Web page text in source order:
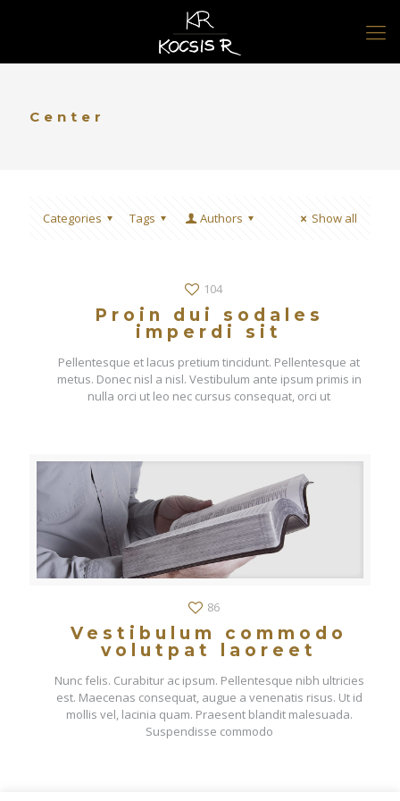
Center
Categories Tags Authors Show all
104
Proin dui sodales
imperdi sit
Pellentesque et lacus pretium tincidunt. Pellentesque at
metus. Donec nisl a nisl. Vestibulum ante ipsum primis in
nulla orci ut leo nec cursus consequat, orci ut
86
Vestibulum commodo
volutpat laoreet
Nunc felis. Curabitur ac ipsum. Pellentesque nibh ultricies
est. Maecenas consequat, augue a venenatis risus. Ut id
mollis vel, lacinia quam. Praesent blandit malesuada.
Suspendisse commodo